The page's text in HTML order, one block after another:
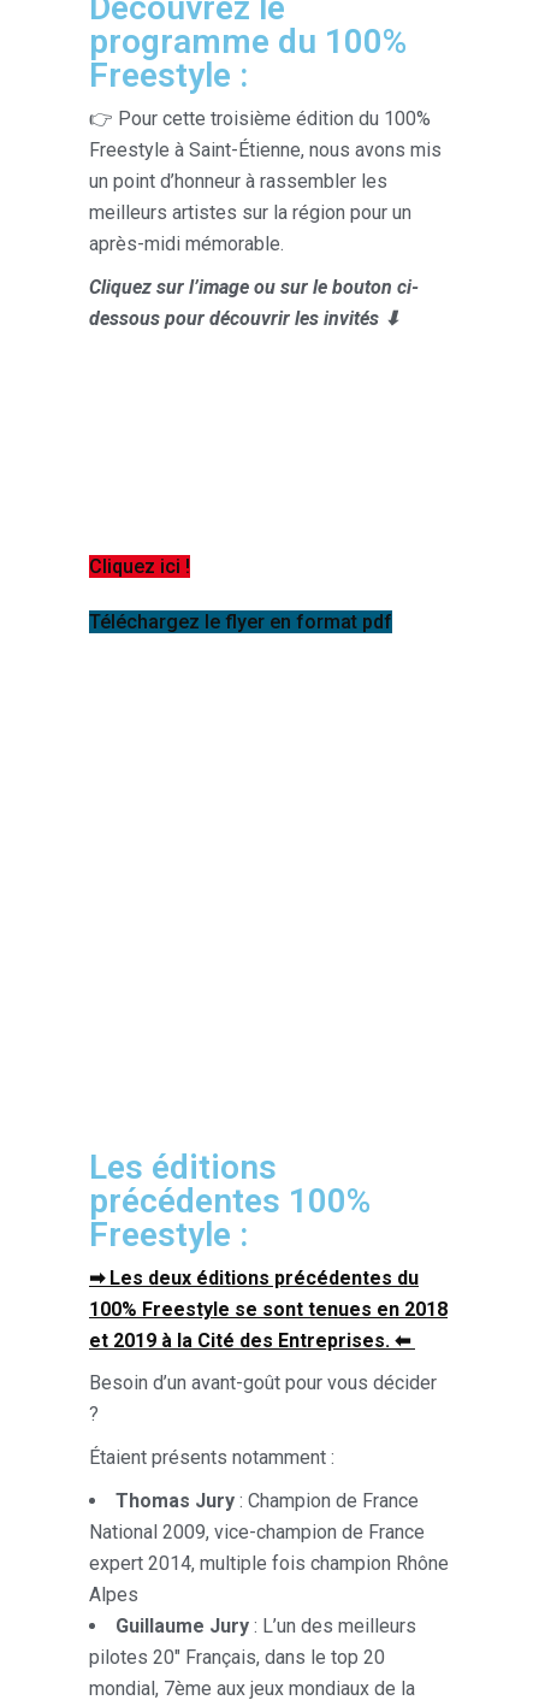
programme du 100%
Freestyle :
👉 Pour cette troisième édition du 100%
Freestyle à Saint-Étienne, nous avons mis
un point d’honneur à rassembler les
meilleurs artistes sur la région pour un
après-midi mémorable.
Cliquez sur l’image ou sur le bouton ci-
dessous pour découvrir les invités ⬇
Cliquez ici !
Téléchargez le flyer en format pdf
Les éditions
précédentes 100%
Freestyle :
➡ Les deux éditions précédentes du
100% Freestyle se sont tenues en 2018
et 2019 à la Cité des Entreprises. ⬅
Besoin d’un avant-goût pour vous décider
?
Étaient présents notamment :
Thomas Jury : Champion de France
National 2009, vice-champion de France
expert 2014, multiple fois champion Rhône
Alpes
Guillaume Jury : L’un des meilleurs
pilotes 20″ Français, dans le top 20
mondial, 7ème aux jeux mondiaux de la